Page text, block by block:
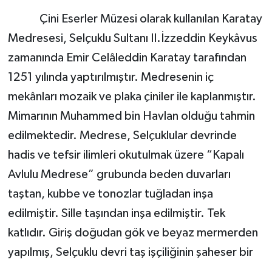
Çini Eserler Müzesi olarak kullanılan Karatay
Medresesi, Selçuklu Sultanı II.İzzeddin Keykâvus
zamanında Emir Celâleddin Karatay tarafından
1251 yılında yaptırılmıştır. Medresenin iç
mekânları mozaik ve plaka çiniler ile kaplanmıştır.
Mimarının Muhammed bin Havlan olduğu tahmin
edilmektedir. Medrese, Selçuklular devrinde
hadis ve tefsir ilimleri okutulmak üzere “Kapalı
Avlulu Medrese” grubunda beden duvarları
taştan, kubbe ve tonozlar tuğladan inşa
edilmiştir. Sille taşından inşa edilmiştir. Tek
katlıdır. Giriş doğudan gök ve beyaz mermerden
yapılmış, Selçuklu devri taş işçiliğinin şaheser bir